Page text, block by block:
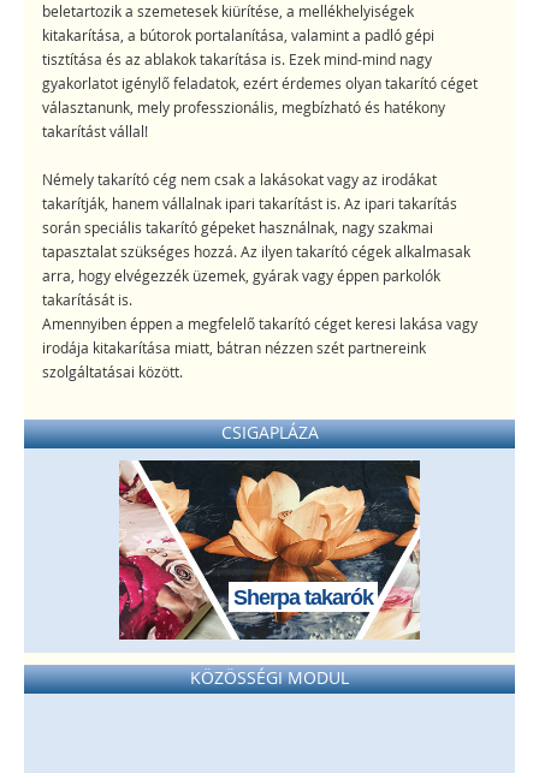
beletartozik a szemetesek kiürítése, a mellékhelyiségek
kitakarítása, a bútorok portalanítása, valamint a padló gépi
tisztítása és az ablakok takarítása is. Ezek mind-mind nagy
gyakorlatot igénylő feladatok, ezért érdemes olyan takarító céget
választanunk, mely professzionális, megbízható és hatékony
takarítást vállal!
Némely takarító cég nem csak a lakásokat vagy az irodákat
takarítják, hanem vállalnak ipari takarítást is. Az ipari takarítás
során speciális takarító gépeket használnak, nagy szakmai
tapasztalat szükséges hozzá. Az ilyen takarító cégek alkalmasak
arra, hogy elvégezzék üzemek, gyárak vagy éppen parkolók
takarítását is.
Amennyiben éppen a megfelelő takarító céget keresi lakása vagy
irodája kitakarítása miatt, bátran nézzen szét partnereink
szolgáltatásai között.
CSIGAPLÁZA
Sherpa takarók
KÖZÖSSÉGI MODUL